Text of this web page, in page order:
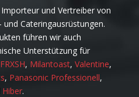
und Vertreiber von
Cateringausrüstungen.
führen wir auch
Unterstützung für
FRXSH, Milantoast, Valentine,
, Panasonic Professionell,
Hiber.